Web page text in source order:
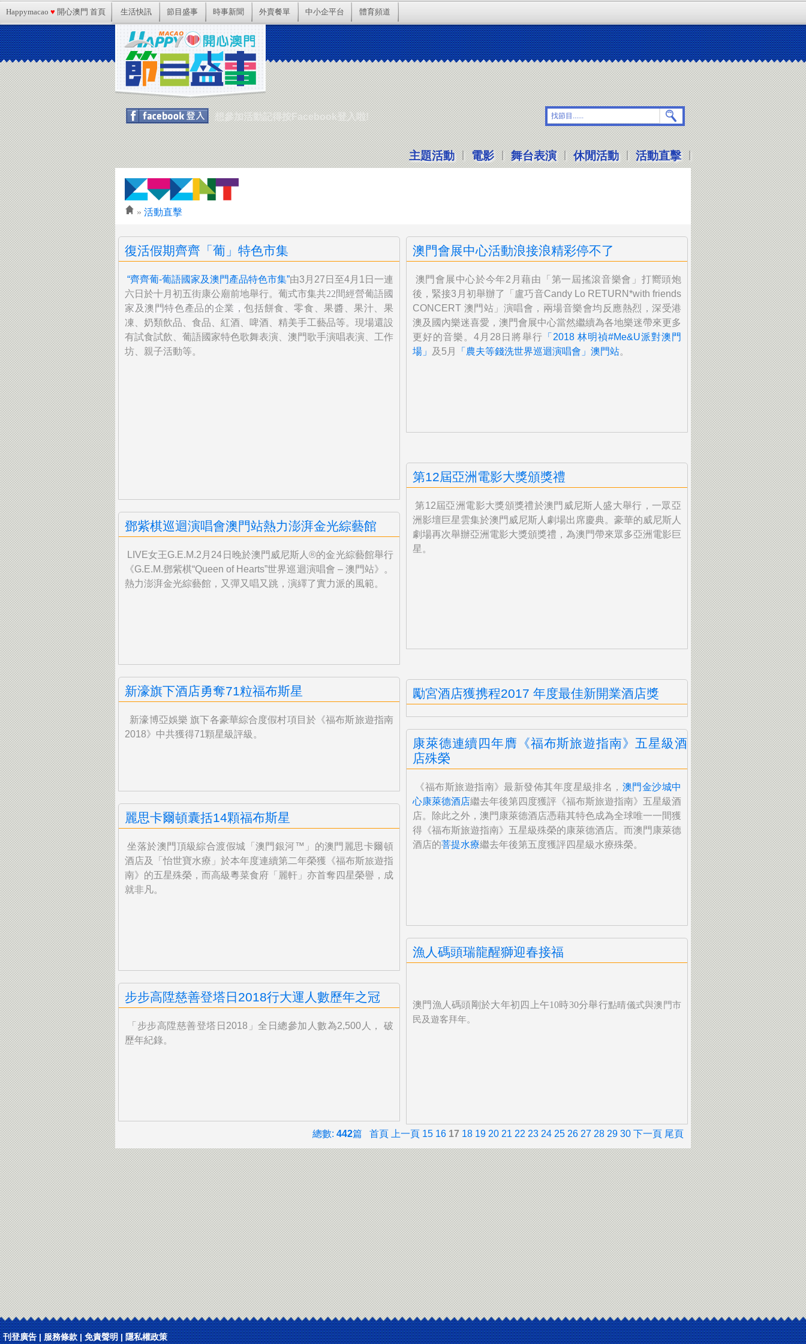
Happymacao ♥ 開心澳門 首頁 生活快訊 節目盛事 時事新聞 外賣餐單 中小企平台 體育頻道
想參加活動記得按Facebook登入啦!
主題活動 | 電影 | 舞台表演 | 休閒活動 | 活動直擊 |
» 活動直擊
復活假期齊齊「葡」特色市集
“齊齊葡-葡語國家及澳門產品特色市集”由3月27日至4月1日一連
六日於十月初五街康公廟前地舉行。葡式市集共22間經營葡語國
家及澳門特色產品的企業，包括餅食、零食、果醬、果汁、果
凍、奶類飲品、食品、紅酒、啤酒、精美手工藝品等。現場還設
有試食試飲、 葡語國家特色歌舞表演、澳門歌手演唱表演、工作
坊、親子活動等。
澳門會展中心活動浪接浪精彩停不了
澳門會展中心於今年2月藉由「第一屆搖滾音樂會」打嚮頭炮
後，緊接3月初舉辦了「盧巧音Candy Lo RETURN*with friends
CONCERT 澳門站」演唱會，兩場音樂會均反應熱烈，深受港
澳及國內樂迷喜愛，澳門會展中心當然繼續為各地樂迷帶來更多
更好的音樂。4月28日將舉行 「2018 林明禎#Me&U派對澳門
場」
及5月 「農夫等錢洗世界巡迴演唱會」澳門站。
第12屆亞洲電影大獎頒獎禮
第12屆亞洲電影大獎頒獎禮於澳門威尼斯人盛大舉行， 一眾亞
洲影壇巨星雲集於澳門威尼斯人劇場出席慶典。豪華的威尼斯 人
劇場再次舉辦亞洲電影大獎頒獎禮， 為澳門帶來眾多亞洲電影巨
星。
鄧紫棋巡迴演唱會澳門站熱力澎湃金光綜藝館
LIVE女王G.E.M.2月24日晚於澳門威尼斯人®的金光綜藝館舉行
《G.E.M.鄧紫棋“Queen of Hearts”世界巡迴演唱會 – 澳門站》。
熱力澎湃金光綜藝館，又彈又唱又跳，演繹了實力派的風範。
新濠旗下酒店勇奪71粒福布斯星
新濠博亞娛樂 旗下各豪華綜合度假村項目於《福布斯旅遊指南
2018》中共獲得71顆星級評級。
勵宮酒店獲携程2017 年度最佳新開業酒店獎
康萊德連續四年膺《福布斯旅遊指南》五星級酒
店殊榮
《福布斯旅遊指南》最新發佈其年度星級排名， 澳門金沙城中
心康萊德酒店繼去年後第四度獲評《福布斯旅遊指南》五星級酒
店。
除此之外，澳門康萊德酒店憑藉其特色成為全球唯一一間獲
得《福布斯旅遊指南》五星級殊榮的康萊德酒店。而澳門康萊德
酒店的菩提水療繼去年後第五度獲評四星級水療殊榮。
麗思卡爾頓囊括14顆福布斯星
坐落於澳門頂級綜合渡假城「澳門銀河™」 的澳門麗思卡爾頓
酒店及「怡世寶水療」於本年度連續第二年榮獲《福布斯旅遊指
南》的五星殊榮，而高級粵菜食府「麗軒」亦首奪四星榮譽，成
就非凡。
漁人碼頭瑞龍醒獅迎春接福
澳門漁人碼頭剛於大年初四上午10時30分舉行點晴儀式與澳門市
民及遊客拜年。
步步高陞慈善登塔日2018行大運人數歷年之冠
「步步高陞慈善登塔日2018」全日總參加人數為2,500人， 破
歷年紀錄。
總數: 442篇 首頁 上一頁 15 16 17 18 19 20 21 22 23 24 25 26 27 28 29 30 下一頁 尾頁
刊登廣告|服務條款|免責聲明|隱私權政策